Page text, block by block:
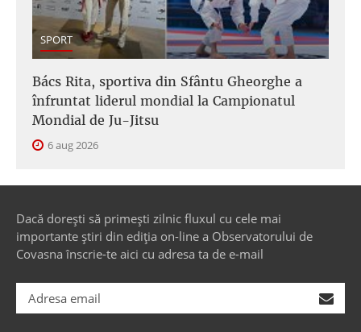
SPORT
Bács Rita, sportiva din Sfântu Gheorghe a
înfruntat liderul mondial la Campionatul
Mondial de Ju-Jitsu
6 aug 2026
Dacă dorești să primești zilnic fluxul cu cele mai
importante știri din ediția on-line a Observatorului de
Covasna înscrie-te aici cu adresa ta de e-mail